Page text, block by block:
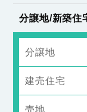
分譲地/新築住
分譲地
建売住宅
売地